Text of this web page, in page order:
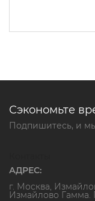
Сэкономьте
Подпишитесь, и
АДРЕС:
г. Москва,
Измайлово Гамма.